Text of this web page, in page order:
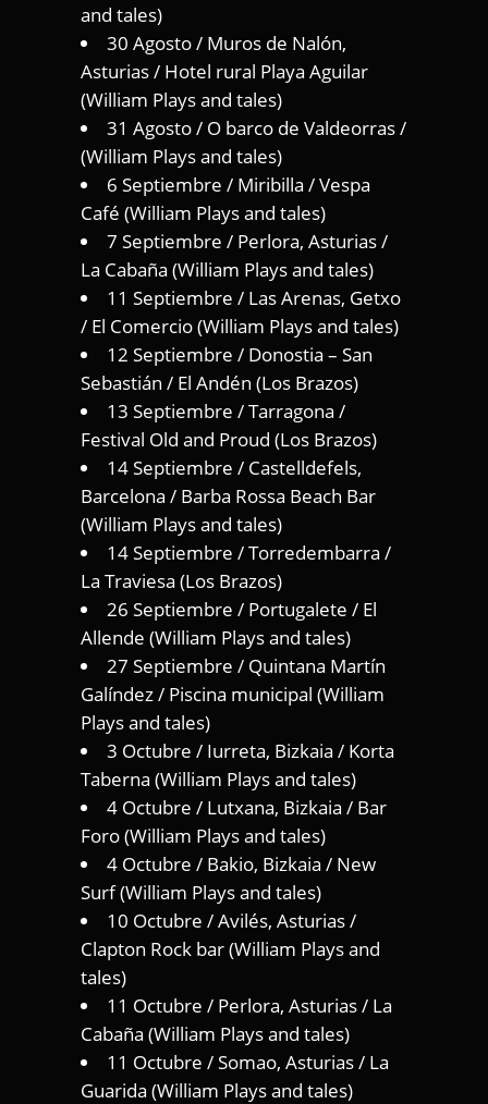
and tales)
30 Agosto / Muros de Nalón,
Asturias / Hotel rural Playa Aguilar
(William Plays and tales)
31 Agosto / O barco de Valdeorras /
(William Plays and tales)
6 Septiembre / Miribilla / Vespa
Café (William Plays and tales)
7 Septiembre / Perlora, Asturias /
La Cabaña (William Plays and tales)
11 Septiembre / Las Arenas, Getxo
/ El Comercio (William Plays and tales)
12 Septiembre / Donostia – San
Sebastián / El Andén (Los Brazos)
13 Septiembre / Tarragona /
Festival Old and Proud (Los Brazos)
14 Septiembre / Castelldefels,
Barcelona / Barba Rossa Beach Bar
(William Plays and tales)
14 Septiembre / Torredembarra /
La Traviesa (Los Brazos)
26 Septiembre / Portugalete / El
Allende (William Plays and tales)
27 Septiembre / Quintana Martín
Galíndez / Piscina municipal (William
Plays and tales)
3 Octubre / Iurreta, Bizkaia / Korta
Taberna (William Plays and tales)
4 Octubre / Lutxana, Bizkaia / Bar
Foro (William Plays and tales)
4 Octubre / Bakio, Bizkaia / New
Surf (William Plays and tales)
10 Octubre / Avilés, Asturias /
Clapton Rock bar (William Plays and
tales)
11 Octubre / Perlora, Asturias / La
Cabaña (William Plays and tales)
11 Octubre / Somao, Asturias / La
Guarida (William Plays and tales)